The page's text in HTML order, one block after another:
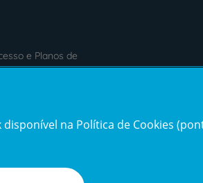
e Planos de
Reclamações e
na Política de Cookies